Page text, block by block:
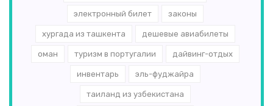
электронный билет законы
хургада из ташкента дешевые авиабилеты
оман туризм в португалии дайвинг-отдых
инвентарь эль-­фуджайра
таиланд из узбекистана